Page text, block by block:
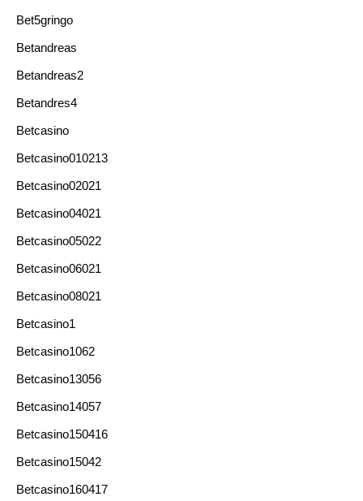
Bet5gringo
Betandreas
Betandreas2
Betandres4
Betcasino
Betcasino010213
Betcasino02021
Betcasino04021
Betcasino05022
Betcasino06021
Betcasino08021
Betcasino1
Betcasino1062
Betcasino13056
Betcasino14057
Betcasino150416
Betcasino15042
Betcasino160417